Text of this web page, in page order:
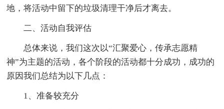
地，将活动中留下的垃圾清理干净后才离去。
二、活动自我评估
总体来说，我们这次以“汇聚爱心，传承志愿精
神”为主题的活动，各个阶段的活动都十分成功，成功的
原因我们总结为以下几点：
1、准备较充分